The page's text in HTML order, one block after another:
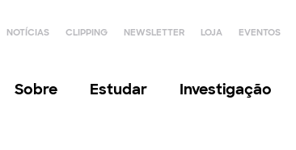
NOTÍCIAS CLIPPING NEWSLETTER LOJA EVENTOS
Sobre Estudar Investigação